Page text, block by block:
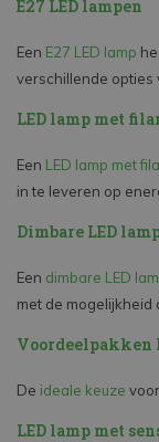
E27 LED lampen
Een E27 LED lamp
verschillende opties
LED lamp met
Een LED lamp met
in te leveren op
Dimbare LED
Een dimbare LED
met de mogelijkheid
De ideale keuze
LED lamp met